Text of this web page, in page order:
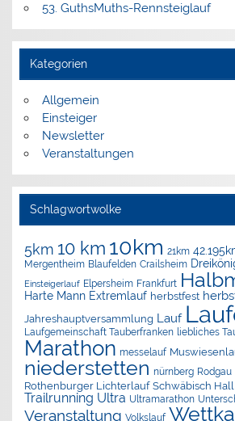
53. GuthsMuths-Rennsteiglauf
Kategorien
Allgemein
Einsteiger
Newsletter
Veranstaltungen
Schlagwortwolke
5km 10 km 10km 21km
Mergentheim Blaufelden Crailsheim
Einsteigerlauf Elpersheim Frankfurt
Harte Mann Extremlauf herbstfest
Jahreshauptversammlung Lauf
Laufgemeinschaft Tauberfranken liebliches
Marathon messelauf
niederstetten nürnberg Rodgau
Rothenburger Lichterlauf Schwäbisch Hall
Trailrunning Ultra Ultramarathon
Veranstaltung Volkslauf